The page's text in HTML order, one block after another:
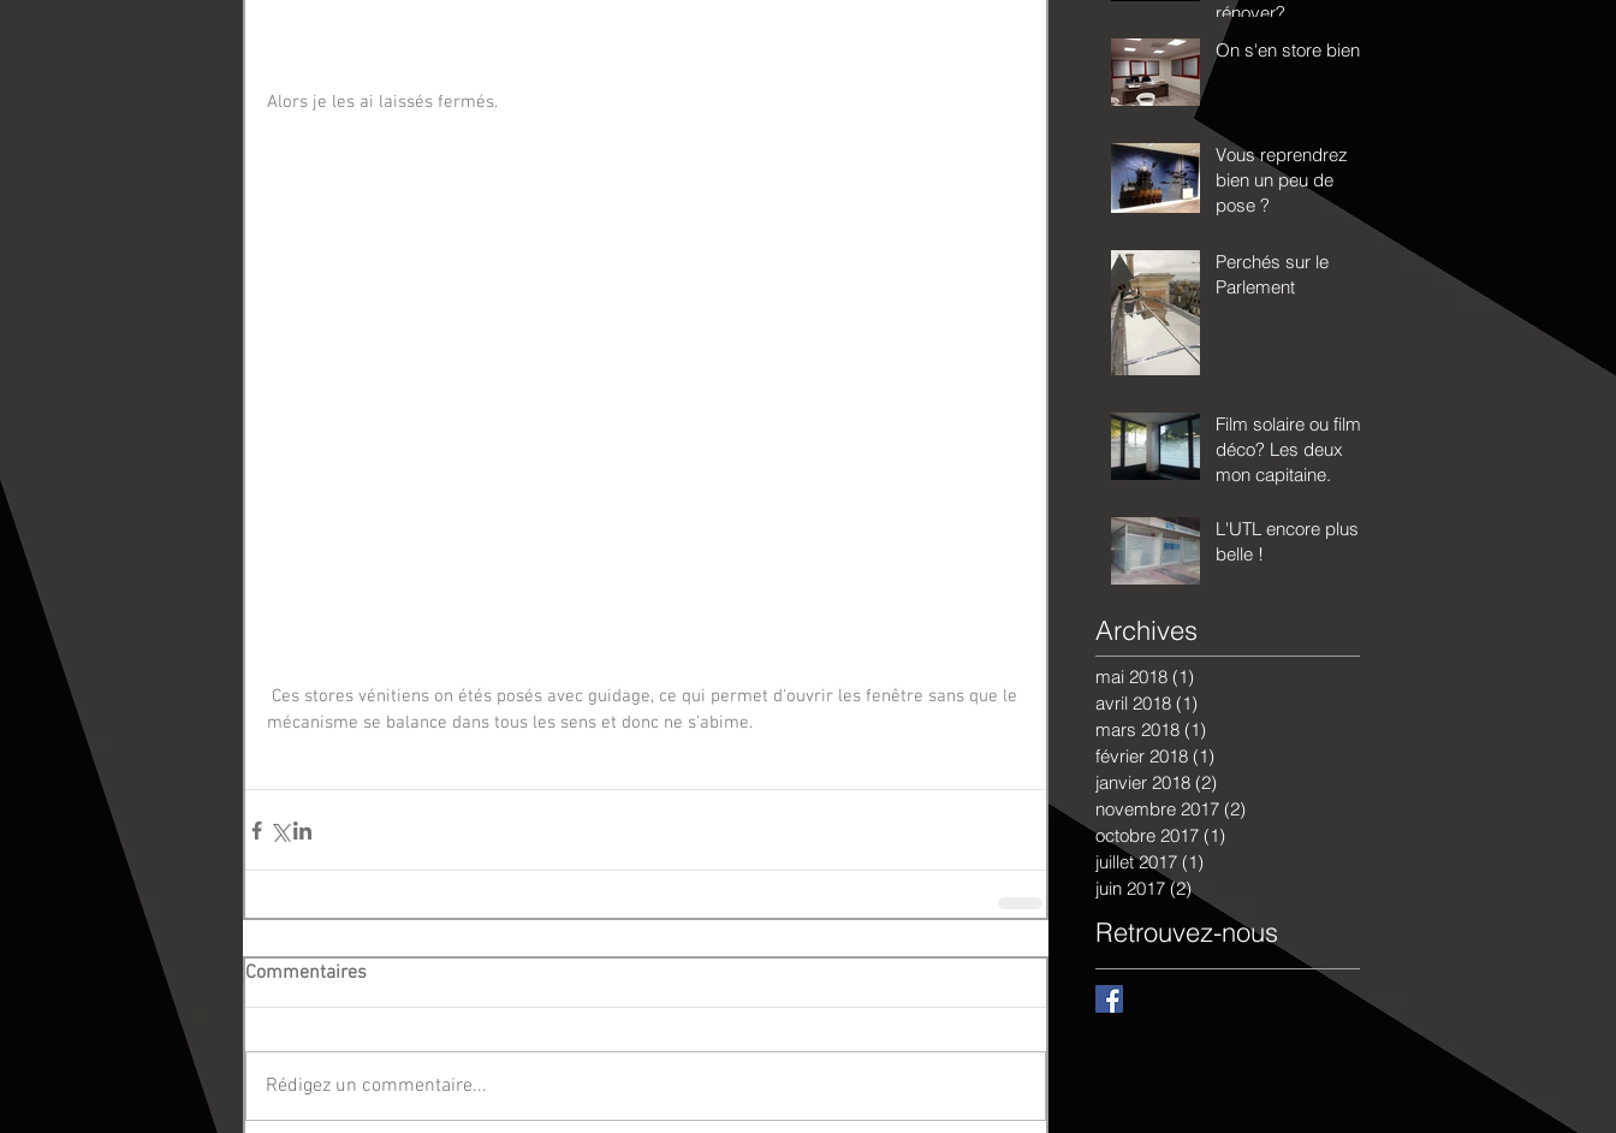
Alors je les ai laissés fermés.
mécanisme se balance dans tous les sens et donc ne s'abime.
Commentaires
Rédigez un commentaire...
rénover?
On s'en store bien!
Vous reprendrez
bien un peu de
pose ?
Perchés sur le
Parlement
Film solaire ou film
déco? Les deux
mon capitaine.
L'UTL encore plus
belle !
Archives
mai 2018 (1)
avril 2018 (1)
mars 2018 (1)
février 2018 (1)
janvier 2018 (2)
novembre 2017 (2)
octobre 2017 (1)
juillet 2017 (1)
juin 2017 (2)2 posts
Retrouvez-nous